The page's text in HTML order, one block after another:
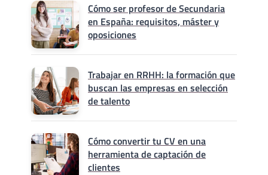
Cómo ser profesor de Secundaria
en España: requisitos, máster y
oposiciones
Trabajar en RRHH: la formación que
buscan las empresas en selección
de talento
Cómo convertir tu CV en una
herramienta de captación de
clientes